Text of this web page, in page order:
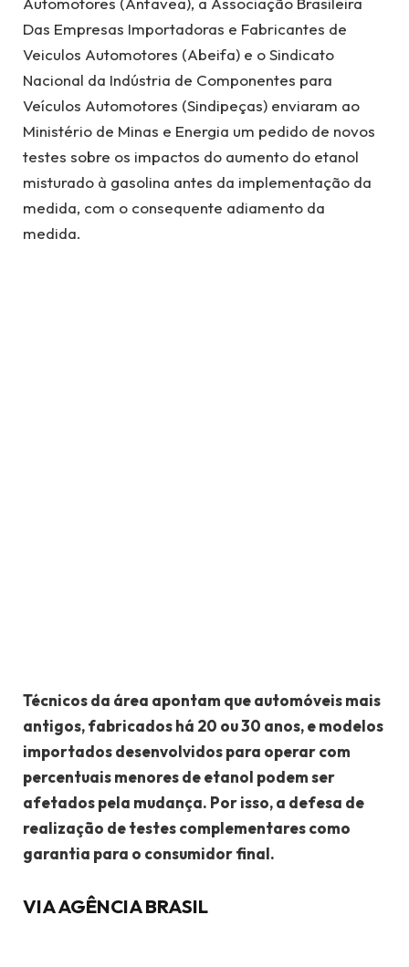
Das Empresas Importadoras e Fabricantes de
Veiculos Automotores (Abeifa) e o Sindicato
Nacional da Indústria de Componentes para
Veículos Automotores (Sindipeças) enviaram ao
Ministério de Minas e Energia um pedido de novos
testes sobre os impactos do aumento do etanol
misturado à gasolina antes da implementação da
medida, com o consequente adiamento da
medida.
Técnicos da área apontam que automóveis mais
antigos, fabricados há 20 ou 30 anos, e modelos
importados desenvolvidos para operar com
percentuais menores de etanol podem ser
afetados pela mudança. Por isso, a defesa de
realização de testes complementares como
garantia para o consumidor final.
VIA AGÊNCIA BRASIL